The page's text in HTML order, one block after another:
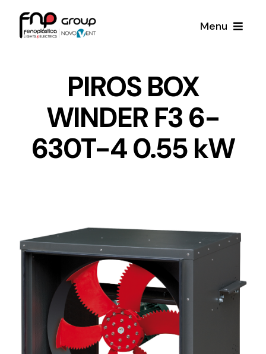
Menu
Lighting and Electrical
Equipment
Complete solutions in lighting and electrical
material for each project and need
Noticias
Proyectos
PIROS BOX
WINDER F3 6-
630T-4 0.55 kW